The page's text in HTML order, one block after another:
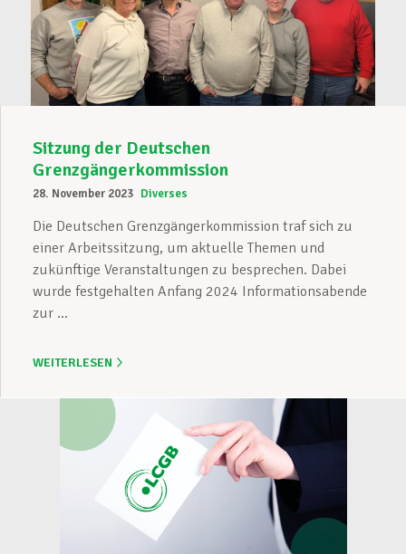
Sitzung der Deutschen
Grenzgängerkommission
28. November 2023 Diverses
Die Deutschen Grenzgängerkommission traf sich zu
einer Arbeitssitzung, um aktuelle Themen und
zukünftige Veranstaltungen zu besprechen. Dabei
wurde festgehalten Anfang 2024 Informationsabende
zur ...
WEITERLESEN